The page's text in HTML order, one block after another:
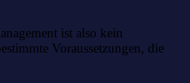
ist also kein
Voraussetzungen, die